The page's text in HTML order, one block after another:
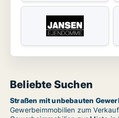
Beliebte Suchen
Gewerbeimmobilien zum